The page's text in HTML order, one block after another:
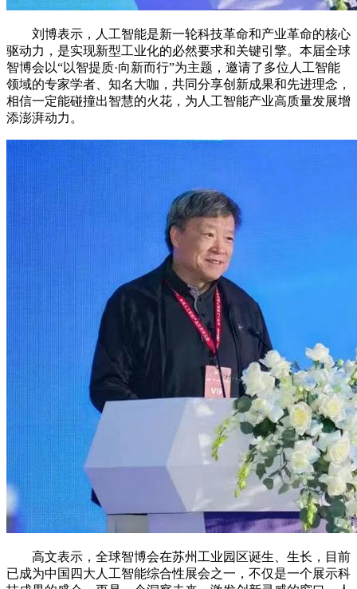
刘博表示，人工智能是新一轮科技革命和产业革命的核心
驱动力，是实现新型工业化的必然要求和关键引擎。本届全球
智博会以“以智提质·向新而行”为主题，邀请了多位人工智能
领域的专家学者、知名大咖，共同分享创新成果和先进理念，
相信一定能碰撞出智慧的火花，为人工智能产业高质量发展增
添澎湃动力。
高文表示，全球智博会在苏州工业园区诞生、生长，目前
已成为中国四大人工智能综合性展会之一，不仅是一个展示科